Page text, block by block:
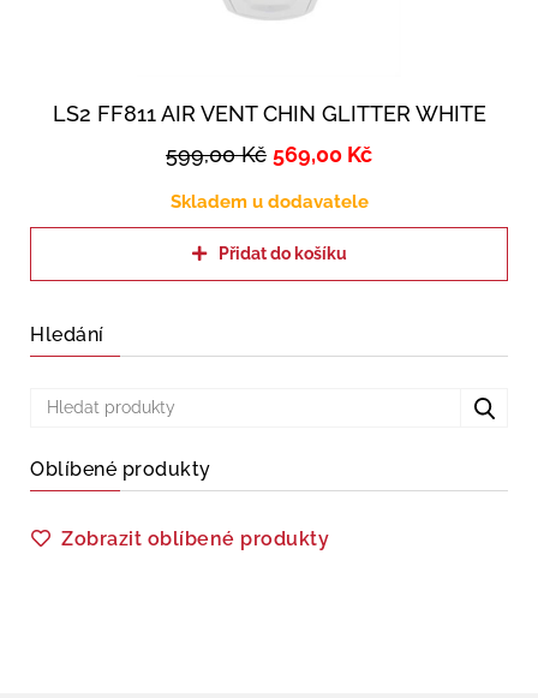
LS2 FF811 AIR VENT CHIN GLITTER WHITE
599,00Kč 569,00 Kč
Skladem u dodavatele
Přidat do košíku
Hledání
Oblíbené produkty
Zobrazit oblíbené produkty